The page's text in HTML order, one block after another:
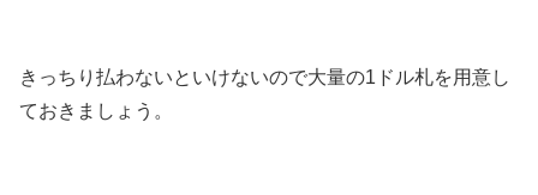
きっちり払わないといけないので大量の1ドル札を用意し
ておきましょう。